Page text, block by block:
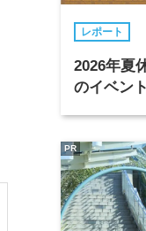
レポート
2026年夏
のイベン
PR